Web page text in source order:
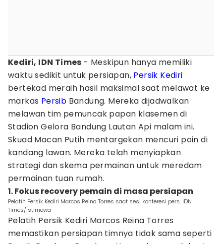
Kediri, IDN Times - Meskipun hanya memiliki
waktu sedikit untuk persiapan, Persik Kediri
bertekad meraih hasil maksimal saat melawat ke
markas Persib Bandung. Mereka dijadwalkan
melawan tim pemuncak papan klasemen di
Stadion Gelora Bandung Lautan Api malam ini.
Skuad Macan Putih mentargekan mencuri poin di
kandang lawan. Mereka telah menyiapkan
strategi dan skema permainan untuk meredam
permainan tuan rumah.
1. Fokus recovery pemain di masa persiapan
Pelatih Persik Kediri Marcos Reina Torres saat sesi konferesi pers. IDN
Times/istimewa
Pelatih Persik Kediri Marcos Reina Torres
memastikan persiapan timnya tidak sama seperti